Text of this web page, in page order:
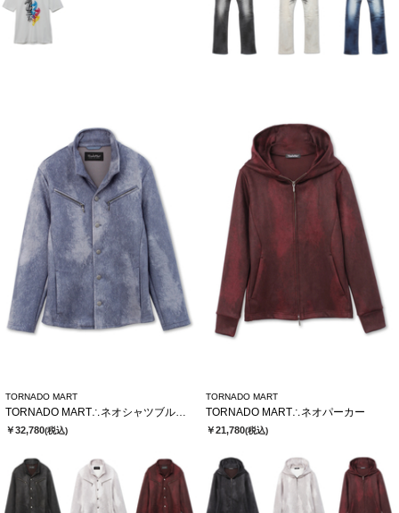
TORNADO MART
TORNADO MART∴ネオシャツブルゾン
￥32,780(税込)
TORNADO MART
TORNADO MART∴ネオパーカー
￥21,780(税込)